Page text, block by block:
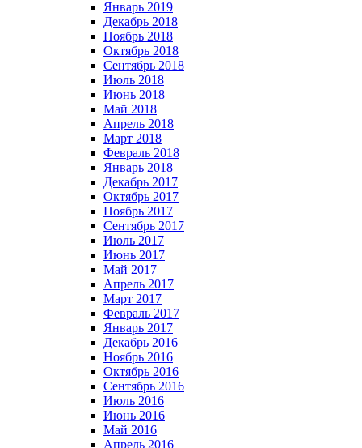
Январь 2019
Декабрь 2018
Ноябрь 2018
Октябрь 2018
Сентябрь 2018
Июль 2018
Июнь 2018
Май 2018
Апрель 2018
Март 2018
Февраль 2018
Январь 2018
Декабрь 2017
Октябрь 2017
Ноябрь 2017
Сентябрь 2017
Июль 2017
Июнь 2017
Май 2017
Апрель 2017
Март 2017
Февраль 2017
Январь 2017
Декабрь 2016
Ноябрь 2016
Октябрь 2016
Сентябрь 2016
Июль 2016
Июнь 2016
Май 2016
Апрель 2016